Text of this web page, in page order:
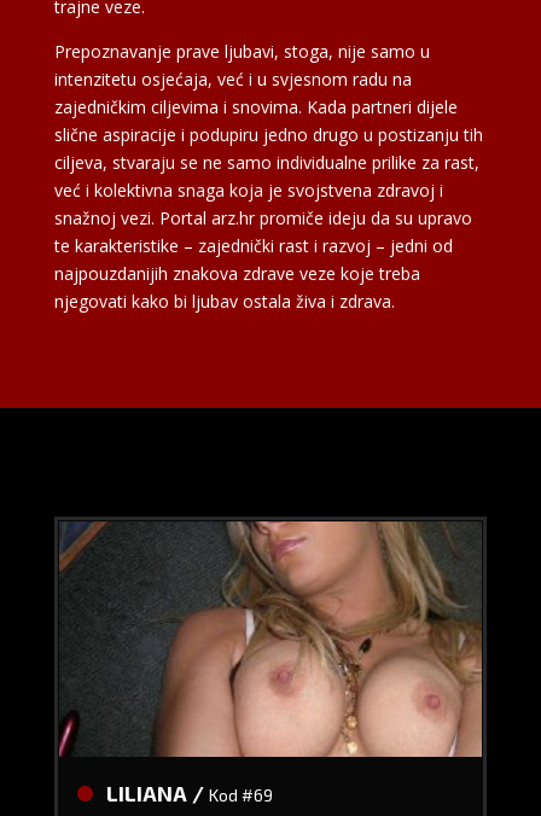
trajne veze.
Prepoznavanje prave ljubavi, stoga, nije samo u
intenzitetu osjećaja, već i u svjesnom radu na
zajedničkim ciljevima i snovima. Kada partneri dijele
slične aspiracije i podupiru jedno drugo u postizanju tih
ciljeva, stvaraju se ne samo individualne prilike za rast,
već i kolektivna snaga koja je svojstvena zdravoj i
snažnoj vezi. Portal arz.hr promiče ideju da su upravo
te karakteristike – zajednički rast i razvoj – jedni od
najpouzdanijih znakova zdrave veze koje treba
njegovati kako bi ljubav ostala živa i zdrava.
LILIANA / Kod #69